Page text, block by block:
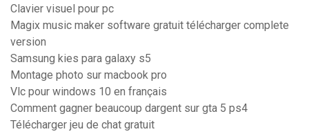
Clavier visuel pour pc
Magix music maker software gratuit télécharger complete
version
Samsung kies para galaxy s5
Montage photo sur macbook pro
Vlc pour windows 10 en français
Comment gagner beaucoup dargent sur gta 5 ps4
Télécharger jeu de chat gratuit